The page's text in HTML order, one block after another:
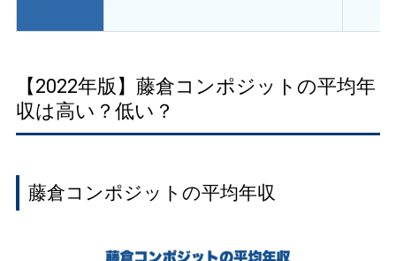
【2022年版】藤倉コンポジットの平均年
収は高い？低い？
藤倉コンポジットの平均年収